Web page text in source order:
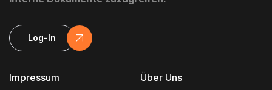
Impressum Über Uns
Log-In